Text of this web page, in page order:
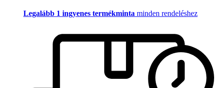
Legalább 1 ingyenes termékminta minden rendeléshez